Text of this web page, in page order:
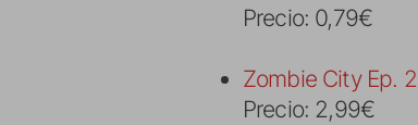
Precio: 0,79€
Zombie City Ep. 2
Precio: 2,99€